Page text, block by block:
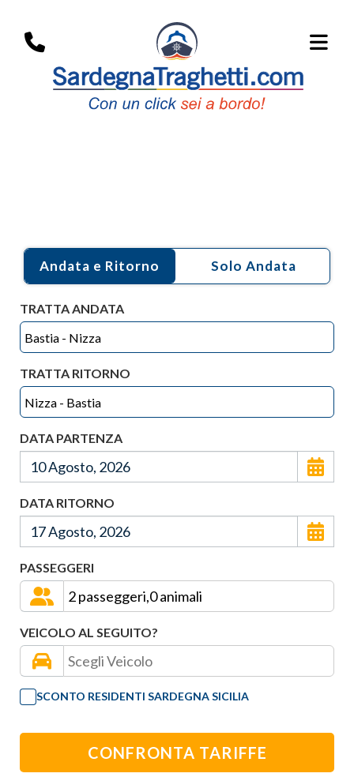
Andata e Ritorno
TRATTA ANDATA
TRATTA RITORNO
DATA PARTENZA
DATA RITORNO
PASSEGGERI
VEICOLO AL SEGUITO?
SCONTO RESIDENTI SARDEGNA SICILIA
CONFRONTA TARIFFE